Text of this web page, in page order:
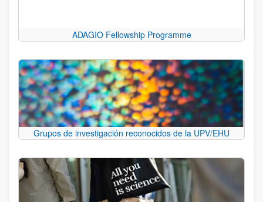
ADAGIO Fellowship Programme
Grupos de investigación reconocidos de la UPV/EHU